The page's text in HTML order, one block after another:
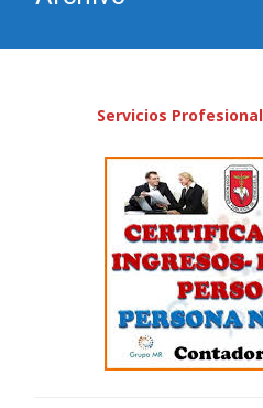
Servicios